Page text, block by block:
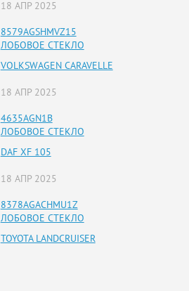
18 АПР 2025
8579AGSHMVZ15
ЛОБОВОЕ СТЕКЛО
VOLKSWAGEN CARAVELLE
18 АПР 2025
4635AGN1B
ЛОБОВОЕ СТЕКЛО
DAF XF 105
18 АПР 2025
8378AGACHMU1Z
ЛОБОВОЕ СТЕКЛО
TOYOTA LANDCRUISER